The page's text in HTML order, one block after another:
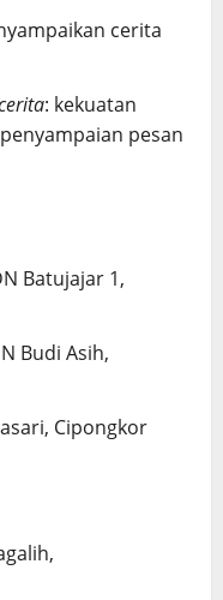
cerita
: kekuatan
pesan
Batujajar 1,
Budi Asih,
Cipongkor